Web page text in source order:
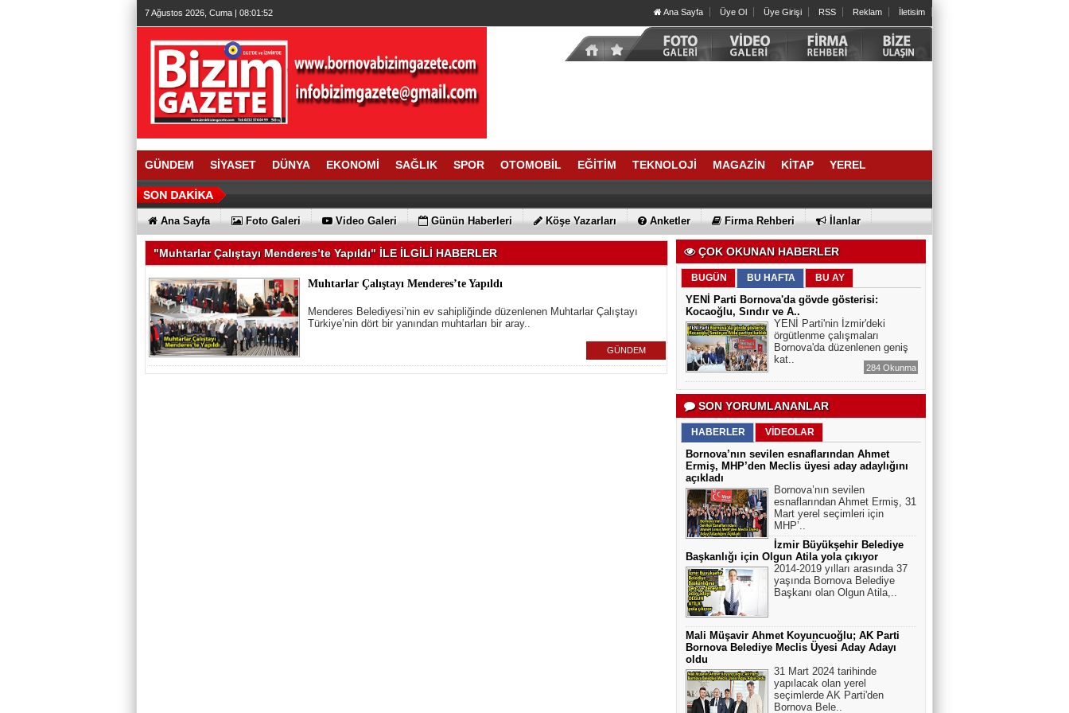
7 Ağustos 2026, Cuma | 08:01:53 Ana Sayfa Üye Ol Üye Girişi RSS Reklam İletisim
GÜNDEM SİYASET DÜNYA EKONOMİ SAĞLIK SPOR OTOMOBİL EĞİTİM TEKNOLOJİ MAGAZİN KİTAP YEREL
Ana Sayfa Foto Galeri Video Galeri Günün Haberleri Köşe Yazarları Anketler Firma Rehberi İlanlar
"Muhtarlar Çalıştayı Menderes’te Yapıldı" İLE İLGİLİ HABERLER
Muhtarlar Çalıştayı Menderes’te Yapıldı
Menderes Belediyesi’nin ev sahipliğinde düzenlenen Muhtarlar Çalıştayı
Türkiye’nin dört bir yanından muhtarları bir aray..
GÜNDEM
ÇOK OKUNAN HABERLER
BUGÜN BU HAFTA BU AY
YENİ Parti Bornova'da gövde gösterisi:
Kocaoğlu, Sındır ve A..
YENİ Parti'nin İzmir'deki
örgütlenme çalışmaları
Bornova'da düzenlenen geniş
kat..
284 Okunma
SON YORUMLANANLAR
HABERLER VİDEOLAR
Bornova’nın sevilen esnaflarından Ahmet
Ermiş, MHP’den Meclis üyesi aday adaylığını
açıkladı
Bornova’nın sevilen
esnaflarından Ahmet Ermiş, 31
Mart yerel seçimleri için
MHP’..
İzmir Büyükşehir Belediye
Başkanlığı için Olgun Atila yola çıkıyor
2014-2019 yılları arasında 37
yaşında Bornova Belediye
Başkanı olan Olgun Atila,..
Mali Müşavir Ahmet Koyuncuoğlu; AK Parti
Bornova Belediye Meclis Üyesi Aday Adayı
oldu
31 Mart 2024 tarihinde
yapılacak olan yerel
seçimlerde AK Parti'den
Bornova Bele..